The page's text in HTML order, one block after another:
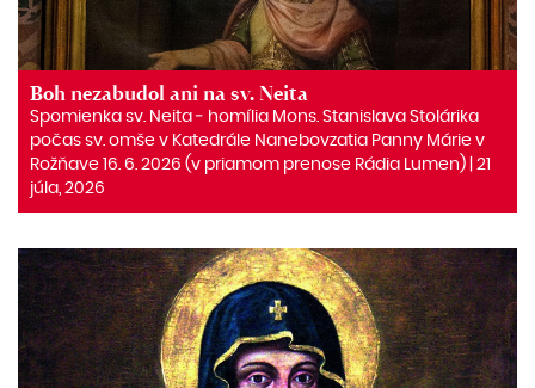
Boh nezabudol ani na sv. Neita
Spomienka sv. Neita ‒ homília Mons. Stanislava Stolárika
počas sv. omše v Katedrále Nanebovzatia Panny Márie v
Rožňave 16. 6. 2026 (v priamom prenose Rádia Lumen) | 21
júla, 2026